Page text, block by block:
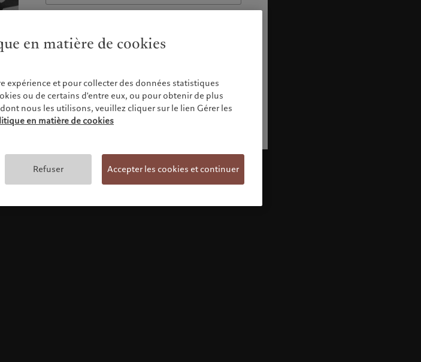
en matière de cookies
expérience et pour collecter des données statistiques
ou de certains d'entre eux, ou pour obtenir de plus
nous les utilisons, veuillez cliquer sur le lien Gérer les
en matière de cookies
Refuser Accepter les cookies et continuer